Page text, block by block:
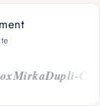
Dupli-Color